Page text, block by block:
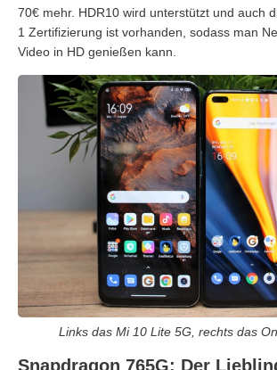
70€ mehr. HDR10 wird unterstützt und auch
1 Zertifizierung ist vorhanden, sodass man
Video in HD genießen kann.
Links das Mi 10 Lite 5G, rechts das
Snapdragon 765G: Der